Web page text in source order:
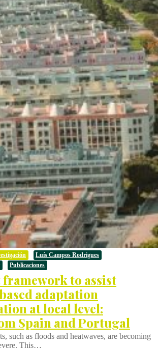
Luís Campos Rodrigues
Publicaciones
framework to assist
adaptation
at local level:
Spain and Portugal
such as floods and heatwaves, are becoming
This…